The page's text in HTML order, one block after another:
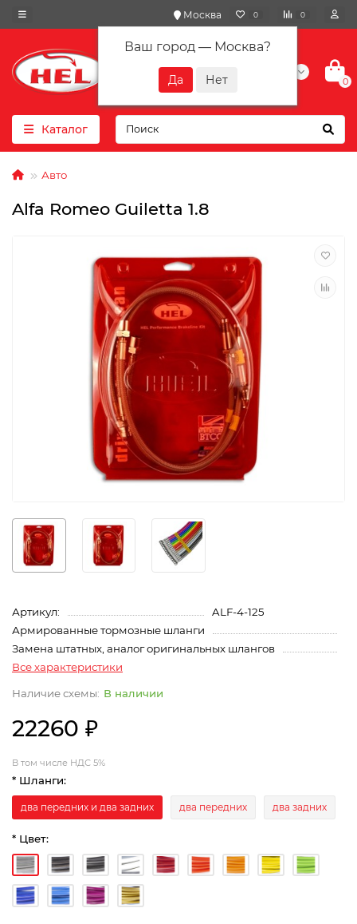
Москва
Ваш город — Москва?
0 0
+7(901) 417-10-01
0
Каталог
Авто
Alfa Romeo Guiletta 1.8
Артикул:
ALF-4-125
Армированные тормозные шланги
Замена штатных, аналог оригинальных шлангов
Все характеристики
В наличии
22260 ₽
В том числе НДС 5%
* Шланги:
два передних и два задних два передних два задних
* Цвет: